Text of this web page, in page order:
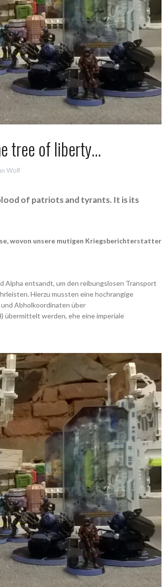
tree of liberty…
Wolf
of patriots and tyrants. It is its
wovon unsere mutigen Kriegsberichterstatter
Alpha entsandt, um den reibungslosen Transport
Hierzu mussten eine hochrangige
Abholkoordinaten über
übermittelt werden, ehe eine imperiale